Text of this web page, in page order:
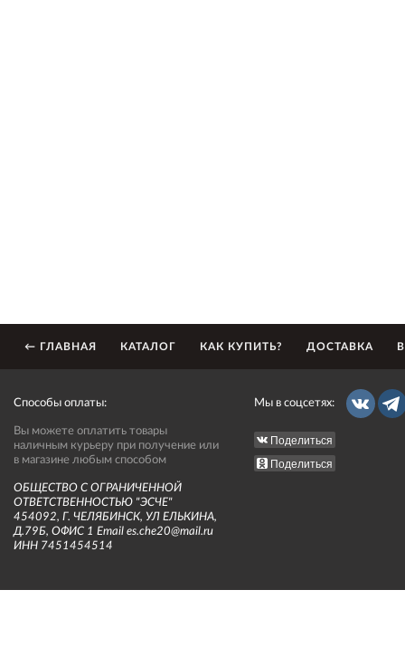
← ГЛАВНАЯ КАТАЛОГ КАК КУПИТЬ? ДОСТАВКА
Способы оплаты:
Вы можете оплатить товары
наличным курьеру при получение или
в магазине любым способом
ОБЩЕСТВО С ОГРАНИЧЕННОЙ
ОТВЕТСТВЕННОСТЬЮ "ЭСЧЕ"
454092, Г. ЧЕЛЯБИНСК, УЛ ЕЛЬКИНА,
Д.79Б, ОФИС 1 Email es.che20@mail.ru
ИНН 7451454514
Мы в соцсетях:
Поделиться
Поделиться